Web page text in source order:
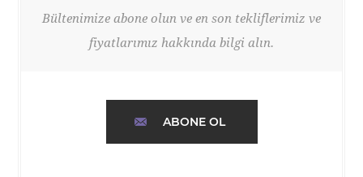
Bültenimize abone olun ve en son tekliflerimiz ve
fiyatlarımız hakkında bilgi alın.
ABONE OL